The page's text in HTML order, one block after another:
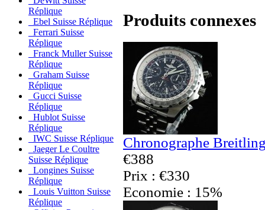
Réplique
Ebel Suisse Réplique
Ferrari Suisse
Réplique
Franck Muller Suisse
Réplique
Graham Suisse
Réplique
Gucci Suisse
Réplique
Hublot Suisse
Réplique
IWC Suisse Réplique
Jaeger Le Coultre
Suisse Réplique
Longines Suisse
Réplique
Louis Vuitton Suisse
Réplique
Produits connexes
Chronographe
€388
Prix : €330
Economie : 15%